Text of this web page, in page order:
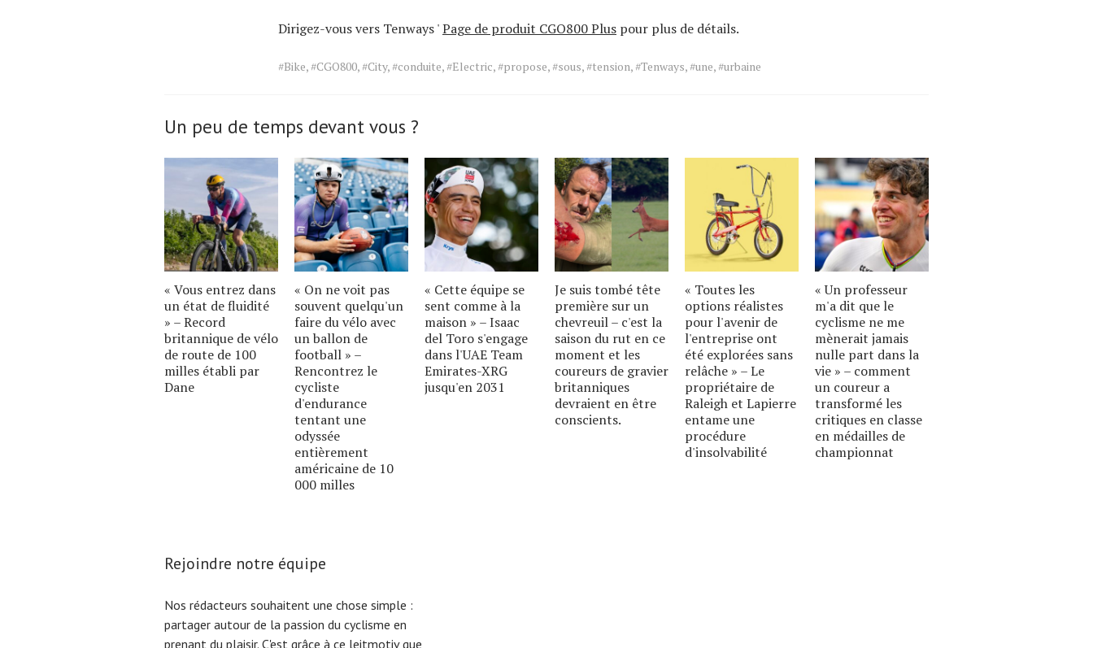
Dirigez-vous vers Tenways 'Page de produit CGO800 Plus pour plus de détails.
Tags
#Bike,#CGO800,#City,#conduite,#Electric,#propose,#sous,#tension,#Tenways,#une,#urbaine
Un peu de temps devant vous ?
« Vous entrez dans
un état de fluidité
» – Record
britannique de vélo
de route de 100
milles établi par
Dane
« On ne voit pas
souvent quelqu'un
faire du vélo avec
un ballon de
football » –
Rencontrez le
cycliste
d'endurance
tentant une
odyssée
entièrement
américaine de 10
000 milles
« Cette équipe se
sent comme à la
maison » – Isaac
del Toro s'engage
dans l'UAE Team
Emirates-XRG
jusqu'en 2031
Je suis tombé tête
première sur un
chevreuil – c'est la
saison du rut en ce
moment et les
coureurs de gravier
britanniques
devraient en être
conscients.
« Toutes les
options réalistes
pour l'avenir de
l'entreprise ont
été explorées sans
relâche » – Le
propriétaire de
Raleigh et Lapierre
entame une
procédure
d'insolvabilité
« Un professeur
m'a dit que le
cyclisme ne me
mènerait jamais
nulle part dans la
vie » – comment
un coureur a
transformé les
critiques en classe
en médailles de
championnat
Rejoindre notre équipe
Nos rédacteurs souhaitent une chose simple :
partager autour de la passion du cyclisme en
prenant du plaisir. C'est grâce à ce leitmotiv que